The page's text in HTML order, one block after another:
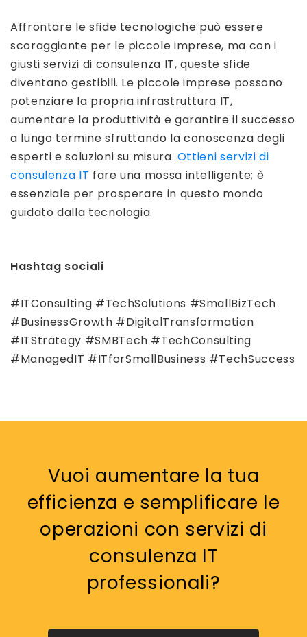
Affrontare le sfide tecnologiche può essere
scoraggiante per le piccole imprese, ma con i
giusti servizi di consulenza IT, queste sfide
diventano gestibili. Le piccole imprese possono
potenziare la propria infrastruttura IT,
aumentare la produttività e garantire il successo
a lungo termine sfruttando la conoscenza degli
esperti e soluzioni su misura. Ottieni servizi di
consulenza IT fare una mossa intelligente; è
essenziale per prosperare in questo mondo
guidato dalla tecnologia.
Hashtag sociali
#ITConsulting #TechSolutions #SmallBizTech
#BusinessGrowth #DigitalTransformation
#ITStrategy #SMBTech #TechConsulting
#ManagedIT #ITforSmallBusiness #TechSuccess
Vuoi aumentare la tua
efficienza e semplificare le
operazioni con servizi di
consulenza IT
professionali?